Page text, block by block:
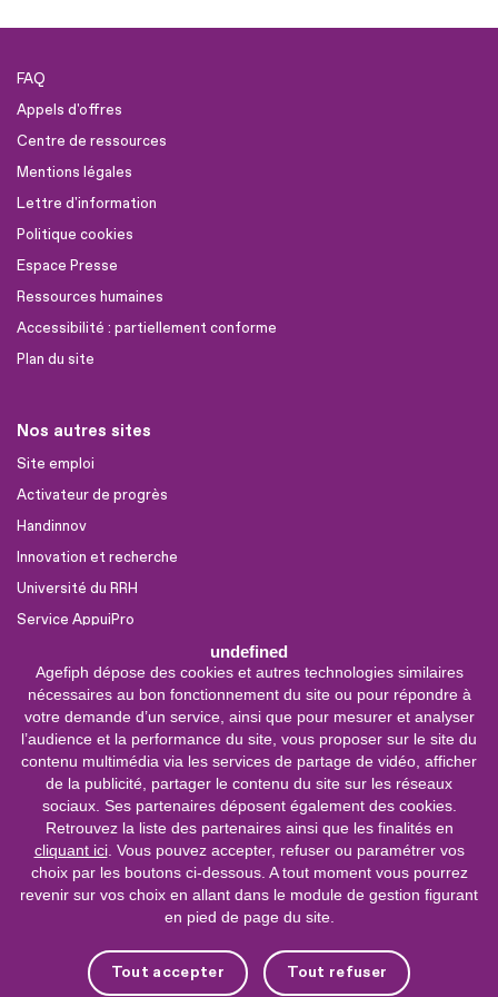
undefined
Agefiph dépose des cookies et autres technologies similaires
nécessaires au bon fonctionnement du site ou pour répondre à
votre demande d’un service, ainsi que pour mesurer et analyser
l’audience et la performance du site, vous proposer sur le site du
contenu multimédia via les services de partage de vidéo, afficher
de la publicité, partager le contenu du site sur les réseaux
sociaux. Ses partenaires déposent également des cookies.
Retrouvez la liste des partenaires ainsi que les finalités en
cliquant ici. Vous pouvez accepter, refuser ou paramétrer vos
choix par les boutons ci-dessous. A tout moment vous pourrez
revenir sur vos choix en allant dans le module de gestion figurant
en pied de page du site.
Tout accepter Tout refuser
FAQ
Appels d'offres
Centre de ressources
Mentions légales
Lettre d'information
Politique cookies
Espace Presse
Ressources humaines
Accessibilité : partiellement conforme
Plan du site
Nos autres sites
Site emploi
Activateur de progrès
Handinnov
Innovation et recherche
Université du RRH
Service AppuiPro
Nous suivre
Youtube
Linkedin
Facebook
0 800 11 10 09
Service &
appel gratuits
Nous contacter
Plateforme de mise en contact LSF